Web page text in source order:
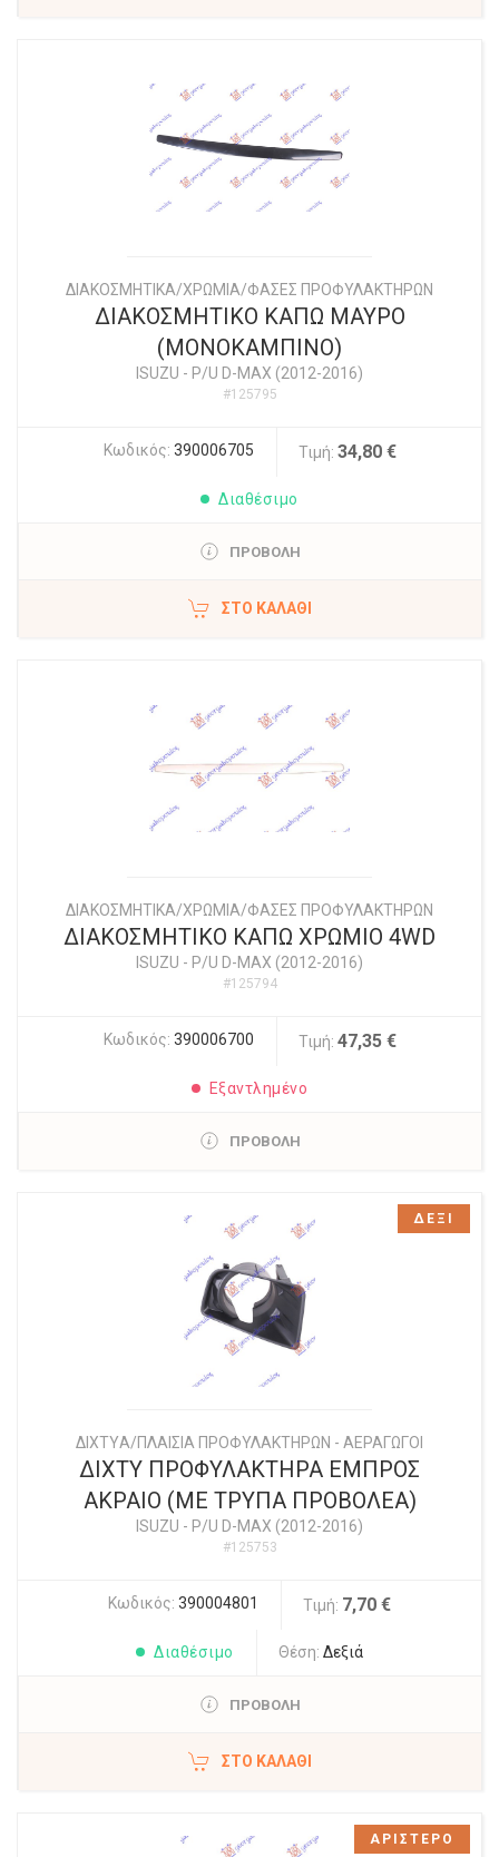
ΔΙΑΚΟΣΜΗΤΙΚΑ/ΧΡΩΜΙΑ/ΦΑΣΕΣ ΠΡΟΦΥΛΑΚΤΗΡΩΝ
ΔΙΑΚΟΣΜΗΤΙΚΟ ΚΑΠΩ ΜΑΥΡΟ
(ΜΟΝΟΚΑΜΠΙΝΟ)
ISUZU - P/U D-MAX (2012-2016)
#125795
Κωδικός: 390006705 Τιμή: 34,80 €
Διαθέσιμο
ΠΡΟΒΟΛΗ
ΣΤΟ ΚΑΛΆΘΙ
ΔΙΑΚΟΣΜΗΤΙΚΑ/ΧΡΩΜΙΑ/ΦΑΣΕΣ ΠΡΟΦΥΛΑΚΤΗΡΩΝ
ΔΙΑΚΟΣΜΗΤΙΚΟ ΚΑΠΩ ΧΡΩΜΙΟ 4WD
ISUZU - P/U D-MAX (2012-2016)
#125794
Κωδικός: 390006700 Τιμή: 47,35 €
Εξαντλημένο
ΠΡΟΒΟΛΗ
ΔΙΧΤYΑ/ΠΛΑΙΣΙΑ ΠΡΟΦΥΛΑΚΤΗΡΩΝ - ΑΕΡΑΓΩΓΟΙ
ΔΙΧΤΥ ΠΡΟΦΥΛΑΚΤΗΡΑ ΕΜΠΡΟΣ
ΑΚΡΑΙΟ (ΜΕ ΤΡΥΠΑ ΠΡΟΒΟΛΕΑ)
ISUZU - P/U D-MAX (2012-2016)
#125753
Κωδικός: 390004801 Τιμή: 7,70 €
Διαθέσιμο Θέση: Δεξιά
ΠΡΟΒΟΛΗ
ΣΤΟ ΚΑΛΆΘΙ
ΔΕΞΙ
ΑΡΙΣΤΕΡΟ